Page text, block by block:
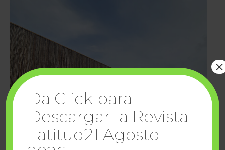
Da Click para
Descargar la Revista
Latitud21 Agosto
×